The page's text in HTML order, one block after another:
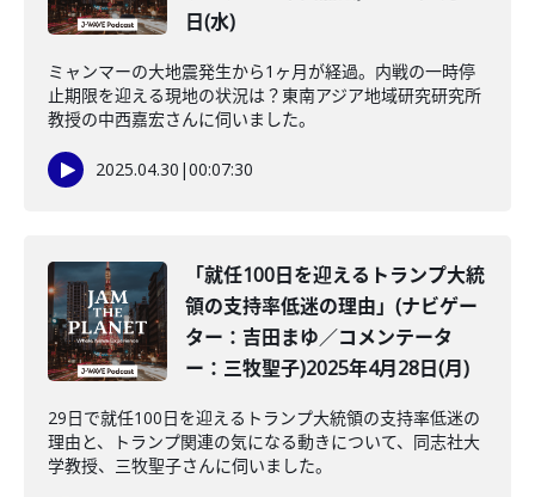
日(水)
ミャンマーの大地震発生から1ヶ月が経過。内戦の一時停
止期限を迎える現地の状況は？東南アジア地域研究研究所
教授の中西嘉宏さんに伺いました。
2025.04.30 |00:07:30
「就任100日を迎えるトランプ大統
領の支持率低迷の理由」(ナビゲー
ター：吉田まゆ／コメンテータ
ー：三牧聖子)2025年4月28日(月)
29日で就任100日を迎えるトランプ大統領の支持率低迷の
理由と、トランプ関連の気になる動きについて、同志社大
学教授、三牧聖子さんに伺いました。